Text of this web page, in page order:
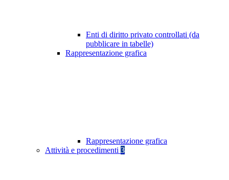
Enti di diritto privato controllati (da
pubblicare in tabelle)
Rappresentazione grafica
Rappresentazione grafica
Attività e procedimenti 3